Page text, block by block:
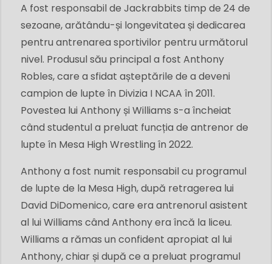
A fost responsabil de Jackrabbits timp de 24 de
sezoane, arătându-și longevitatea și dedicarea
pentru antrenarea sportivilor pentru următorul
nivel. Produsul său principal a fost Anthony
Robles, care a sfidat așteptările de a deveni
campion de lupte în Divizia I NCAA în 2011.
Povestea lui Anthony și Williams s-a încheiat
când studentul a preluat funcția de antrenor de
lupte în Mesa High Wrestling în 2022.
Anthony a fost numit responsabil cu programul
de lupte de la Mesa High, după retragerea lui
David DiDomenico, care era antrenorul asistent
al lui Williams când Anthony era încă la liceu.
Williams a rămas un confident apropiat al lui
Anthony, chiar și după ce a preluat programul